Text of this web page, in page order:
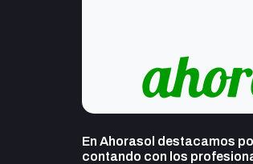
En Ahorasol destacamos
contando con los